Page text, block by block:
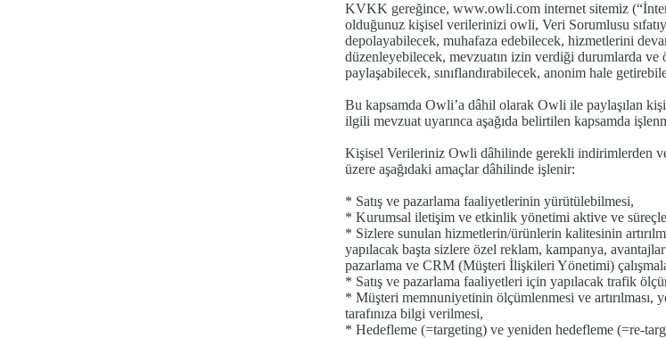
KVKK gereğince, www.owli.com internet sitemiz
olduğunuz kişisel verilerinizi owli, Veri Sorumlusu
depolayabilecek, muhafaza edebilecek, hizmetlerini
düzenleyebilecek, mevzuatın izin verdiği durumlarda
paylaşabilecek, sınıflandırabilecek, anonim hale
Bu kapsamda Owli’a dâhil olarak Owli ile paylaşılan
ilgili mevzuat uyarınca aşağıda belirtilen kapsamda
Kişisel Verileriniz Owli dâhilinde gerekli indirimlerden
üzere aşağıdaki amaçlar dâhilinde işlenir:
* Satış ve pazarlama faaliyetlerinin yürütülebilmesi,
* Kurumsal iletişim ve etkinlik yönetimi aktive ve
* Sizlere sunulan hizmetlerin/ürünlerin kalitesinin
yapılacak başta sizlere özel reklam, kampanya,
pazarlama ve CRM (Müşteri İlişkileri Yönetimi)
* Satış ve pazarlama faaliyetleri için yapılacak trafik
* Müşteri memnuniyetinin ölçümlenmesi ve
tarafınıza bilgi verilmesi,
* Hedefleme (=targeting) ve yeniden hedefleme (=re-